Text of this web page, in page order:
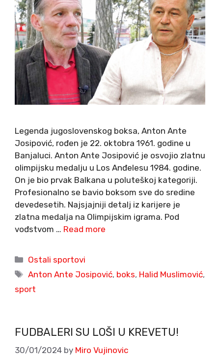
Legenda jugoslovenskog boksa, Anton Ante
Josipović, rođen je 22. oktobra 1961. godine u
Banjaluci. Anton Ante Josipović je osvojio zlatnu
olimpijsku medalju u Los Anđelesu 1984. godine.
On je bio prvak Balkana u poluteškoj kategoriji.
Profesionalno se bavio boksom sve do sredine
devedesetih. Najsjajniji detalj iz karijere je
zlatna medalja na Olimpijskim igrama. Pod
vođstvom … Read more
Categories
Ostali sportovi
Tags
Anton Ante Josipović, boks, Halid Muslimović,
sport
FUDBALERI SU LOŠI U KREVETU!
30/01/2024 by Miro Vujinovic